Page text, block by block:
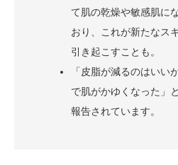
て肌の乾燥や敏感肌に
おり、これが新たなス
引き起こすことも。
「皮脂が減るのはいい
で肌がかゆくなった」
報告されています。